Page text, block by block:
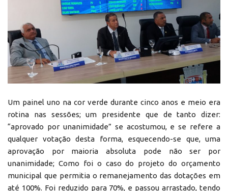
Um painel uno na cor verde durante cinco anos e meio era
rotina nas sessões; um presidente que de tanto dizer:
“aprovado por unanimidade” se acostumou, e se refere a
qualquer votação desta forma, esquecendo-se que, uma
aprovação por maioria absoluta pode não ser por
unanimidade; Como foi o caso do projeto do orçamento
municipal que permitia o remanejamento das dotações em
até 100%. Foi reduzido para 70%, e passou arrastado, tendo